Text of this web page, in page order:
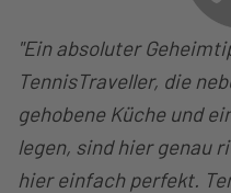
"Ein absoluter
TennisTraveller, die
gehobene Küche und
legen, sind hier genau
hier einfach perfekt.